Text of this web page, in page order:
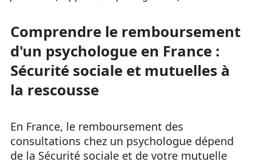
Comprendre le remboursement
d'un psychologue en France :
Sécurité sociale et mutuelles à
la rescousse
En France, le remboursement des
consultations chez un psychologue dépend
de la Sécurité sociale et de votre mutuelle